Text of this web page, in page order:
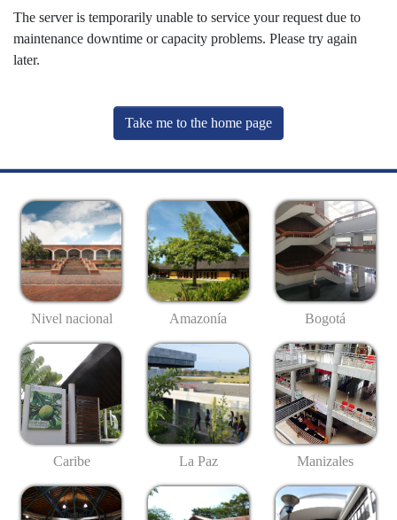
The server is temporarily unable to service your request due to
maintenance downtime or capacity problems. Please try again
later.
Take me to the home page
Nivel nacional Amazonía Bogotá
Caribe La Paz Manizales